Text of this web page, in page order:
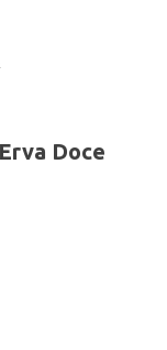
Doce